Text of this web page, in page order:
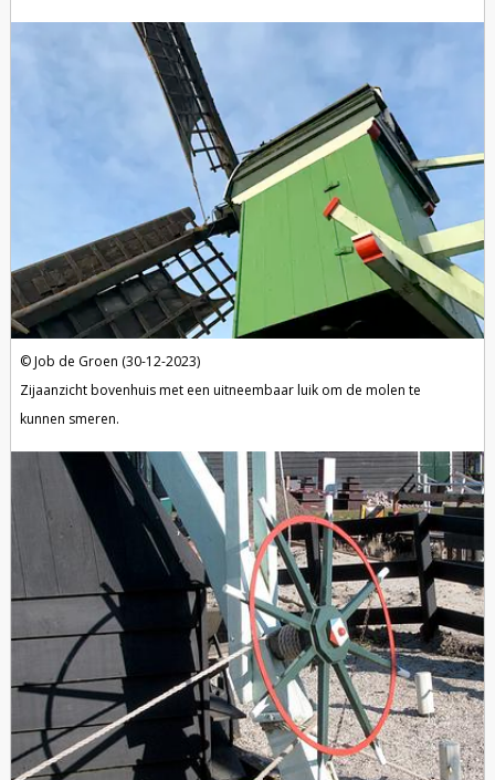
Job de Groen (30-12-2023)
Zijaanzicht bovenhuis met een uitneembaar luik om de molen te
kunnen smeren.